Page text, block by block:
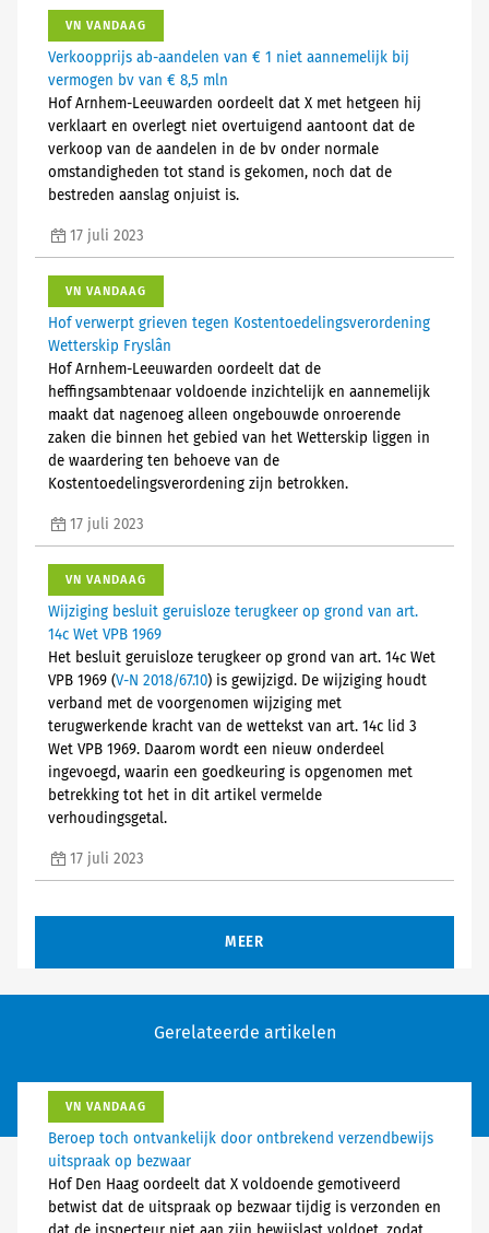
VN VANDAAG
Verkoopprijs ab-aandelen van € 1 niet aannemelijk bij
vermogen bv van € 8,5 mln
Hof Arnhem-Leeuwarden oordeelt dat X met hetgeen hij
verklaart en overlegt niet overtuigend aantoont dat de
verkoop van de aandelen in de bv onder normale
omstandigheden tot stand is gekomen, noch dat de
bestreden aanslag onjuist is.
17 juli 2023
VN VANDAAG
Hof verwerpt grieven tegen Kostentoedelingsverordening
Wetterskip Fryslân
Hof Arnhem-Leeuwarden oordeelt dat de
heffingsambtenaar voldoende inzichtelijk en aannemelijk
maakt dat nagenoeg alleen ongebouwde onroerende
zaken die binnen het gebied van het Wetterskip liggen in
de waardering ten behoeve van de
Kostentoedelingsverordening zijn betrokken.
17 juli 2023
VN VANDAAG
Wijziging besluit geruisloze terugkeer op grond van art.
14c Wet VPB 1969
Het besluit geruisloze terugkeer op grond van art. 14c Wet
VPB 1969 (V-N 2018/67.10) is gewijzigd. De wijziging houdt
verband met de voorgenomen wijziging met
terugwerkende kracht van de wettekst van art. 14c lid 3
Wet VPB 1969. Daarom wordt een nieuw onderdeel
ingevoegd, waarin een goedkeuring is opgenomen met
betrekking tot het in dit artikel vermelde
verhoudingsgetal.
17 juli 2023
MEER
Gerelateerde artikelen
VN VANDAAG
Beroep toch ontvankelijk door ontbrekend verzendbewijs
uitspraak op bezwaar
Hof Den Haag oordeelt dat X voldoende gemotiveerd
betwist dat de uitspraak op bezwaar tijdig is verzonden en